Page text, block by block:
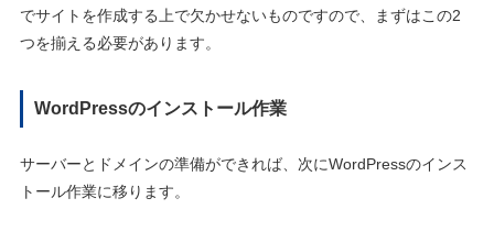
でサイトを作成する上で欠かせないものですので、まずはこの2
つを揃える必要があります。
WordPressのインストール作業
サーバーとドメインの準備ができれば、次にWordPressのインス
トール作業に移ります。